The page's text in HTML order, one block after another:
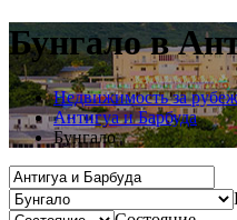
Бунгало в
Недвижимость за
Антигуа и Барбуда
Бунгало